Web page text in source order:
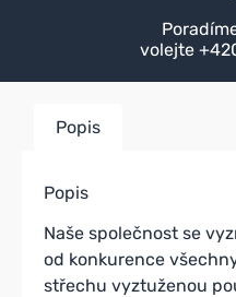
volejte
Popis
Popis
Naše společnost se
od konkurence
střechu vyztuženou